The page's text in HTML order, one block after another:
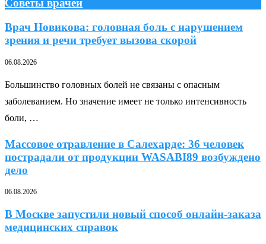
Советы врачей
Врач Новикова: головная боль с нарушением
зрения и речи требует вызова скорой
06.08.2026
Большинство головных болей не связаны с опасным
заболеванием. Но значение имеет не только интенсивность
боли, …
Массовое отравление в Салехарде: 36 человек
пострадали от продукции WASABI89 возбуждено
дело
06.08.2026
В Москве запустили новый способ онлайн-заказа
медицинских справок